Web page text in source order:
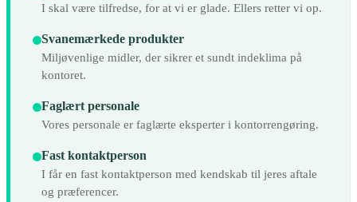
I skal være tilfredse, for at vi er glade. Ellers retter vi op.
Svanemærkede produkter
Miljøvenlige midler, der sikrer et sundt indeklima på
kontoret.
Faglært personale
Vores personale er faglærte eksperter i kontorrengøring.
Fast kontaktperson
I får en fast kontaktperson med kendskab til jeres aftale
og præferencer.